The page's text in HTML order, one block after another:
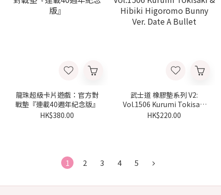
龍珠超級卡片遊戲：官方對
戰墊『連載40週年紀念版』
HK$380.00
武士道 橡膠墊系列 V2:
Vol.1506 Kurumi Tokisaki
& Hibiki Higoromo Bunny
HK$220.00
1 2 3 4 5